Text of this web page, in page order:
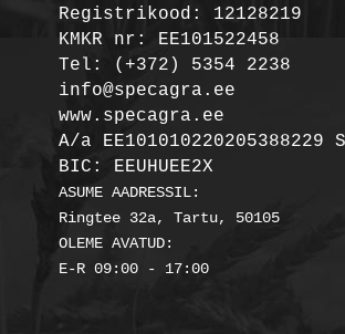
Registrikood: 12128219
KMKR nr: EE101522458
Tel: (+372) 5354 2238
info@specagra.ee
A/a EE101010220205388229
BIC: EEUHUEE2X
ASUME AADRESSIL:
Ringtee 32a, Tartu, 50105
OLEME AVATUD:
E-R 09:00 - 17:00